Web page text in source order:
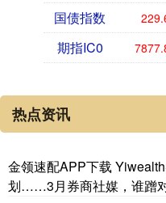
国债指数
期指IC0
热点资讯
金领速配APP下载
划……3月券商社媒，谁蹭